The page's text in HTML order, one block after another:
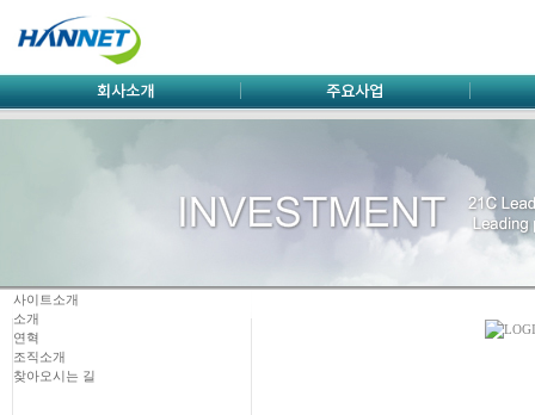
사이트소개
소개
연혁
조직소개
찾아오시는 길